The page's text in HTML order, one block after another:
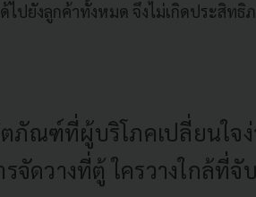
ไปยังลูกค้าทั้งหมด จึงไม่เกิดประสิทธิ
ภัณฑ์ที่ผู้บริโภคเปลี่ยนใจง่
รจัดวางที่ตู้ ใครวางใกล้ที่